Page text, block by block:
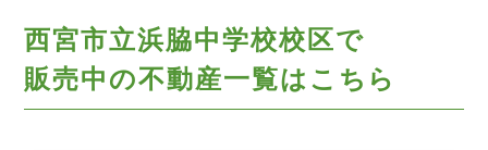
西宮市立浜脇中学校校区で
販売中の不動産一覧はこちら